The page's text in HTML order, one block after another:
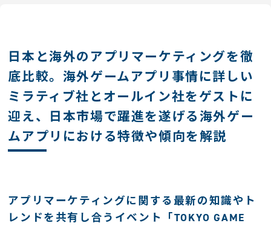
日本と海外のアプリマーケティングを徹
底比較。海外ゲームアプリ事情に詳しい
ミラティブ社とオールイン社をゲストに
迎え、日本市場で躍進を遂げる海外ゲー
ムアプリにおける特徴や傾向を解説
アプリマーケティングに関する最新の知識やト
レンドを共有し合うイベント「TOKYO GAME